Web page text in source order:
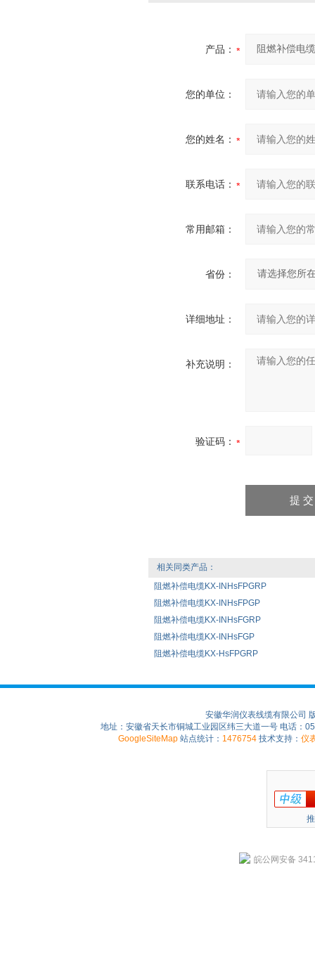
产品：
您的单位：
您的姓名：
联系电话：
常用邮箱：
省份：
详细地址：
补充说明：
验证码：
相关同类产品：
阻燃补偿电缆KX-INHsFPGRP
阻燃补偿电缆KX-INHsFPGP
阻燃补偿电缆KX-INHsFGRP
阻燃补偿电缆KX-INHsFGP
阻燃补偿电缆KX-HsFPGRP
安徽华润仪表线缆有限公司
地址：安徽省天长市铜城工业园区纬三大道一号 电话：
GoogleSiteMap 站点统计： 1476754 技术支持： 仪
皖公网安备